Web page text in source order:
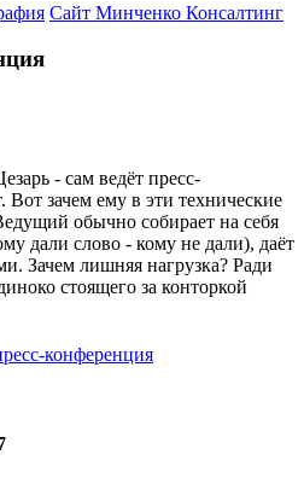
Сайт Минченко Консалтинг
- сам ведёт пресс-
зачем ему в эти технические
обычно собирает на себя
дали слово - кому не дали), даёт
Зачем лишняя нагрузка? Ради
стоящего за конторкой
конференция